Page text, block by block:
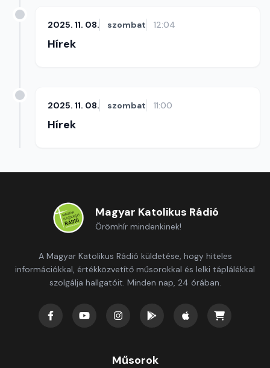
2025. 11. 08. szombat 12:04
Hírek
2025. 11. 08. szombat 11:00
Hírek
Magyar Katolikus Rádió
Örömhír mindenkinek!
A Magyar Katolikus Rádió küldetése, hogy hiteles
információkkal, értékközvetítő műsorokkal és lelki táplálékkal
szolgálja hallgatóit. Minden nap, 24 órában.
Műsorok